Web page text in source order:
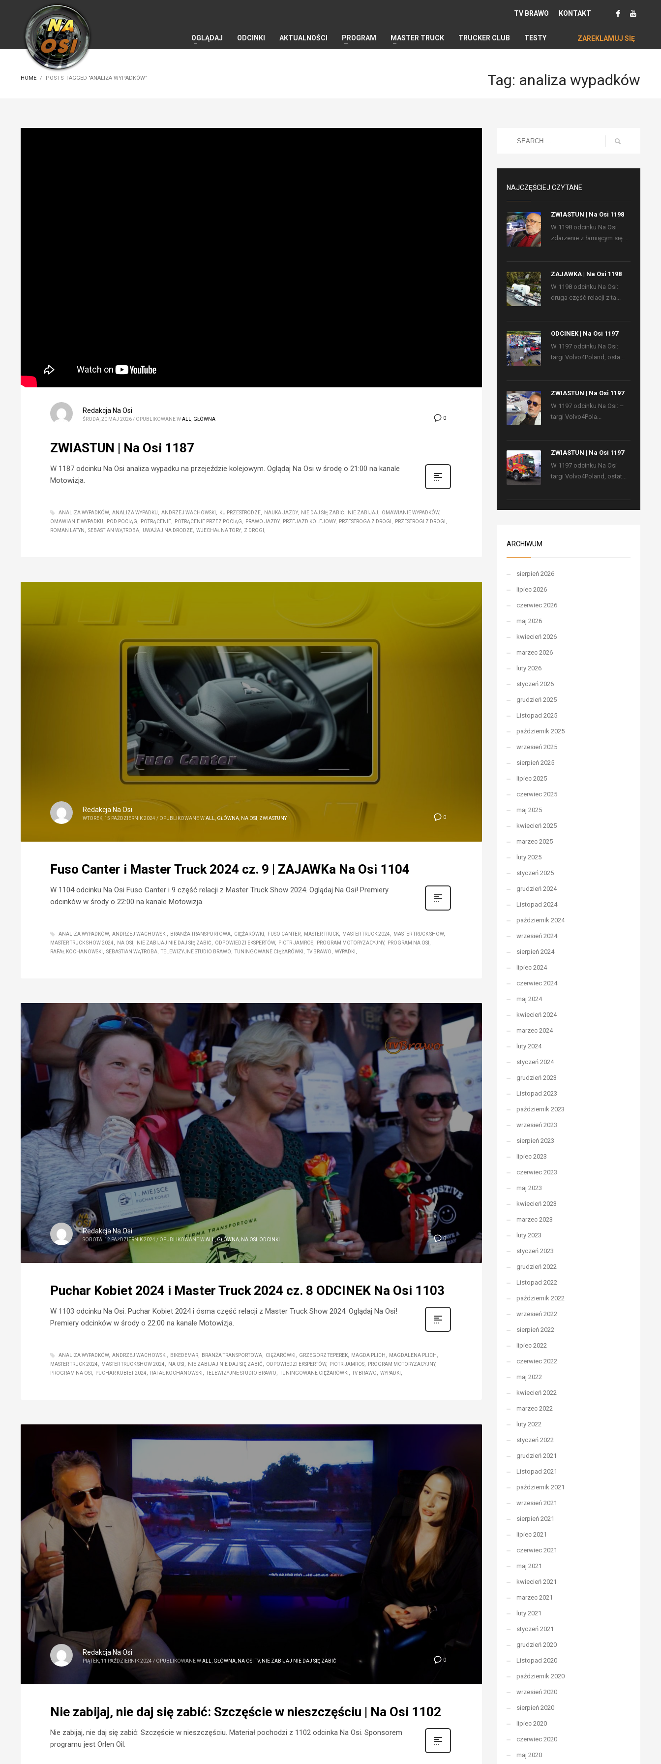
TV BRAWO KONTAKT
OGLĄDAJ ODCINKI AKTUALNOŚCI PROGRAM MASTER TRUCK TRUCKER CLUB TESTY ZAREKLAMUJ SIĘ
HOME POSTS TAGGED "ANALIZA WYPADKÓW" Tag: analiza wypadków
0
Redakcja Na Osi
ŚRODA, 20 MAJ 2026 / OPUBLIKOWANE WALL GŁÓWNA
ZWIASTUN | Na Osi 1187
W 1187 odcinku Na Osi analiza wypadku na przejeździe kolejowym. Oglądaj Na Osi w środę o 21:00 na kanale
Motowizja.
ANALIZA WYPADKÓW ANALIZA WYPADKU ANDRZEJ WACHOWSKI KU PRZESTRODZE NAUKA JAZDY NIE DAJ SIĘ ZABIĆ NIE ZABIJAJ
OMAWIANIE WYPADKÓW
OMAWIANIE WYPADKU
POD POCIĄG POTRĄCENIE POTRĄCENIE PRZEZ POCIĄG PRAWO JAZDY PRZEJAZD KOLEJOWY PRZESTROGA Z DROGI
PRZESTROGI Z DROGI
ROMAN LATYN
SEBASTIAN WĄTROBA UWAŻAJ NA DRODZE WJECHAŁ NA TORY Z DROGI
0
Redakcja Na Osi
WTOREK, 15 PAŹDZIERNIK 2024 / OPUBLIKOWANE WALL GŁÓWNA NA OSI ZWIASTUNY
Fuso Canter i Master Truck 2024 cz. 9 | ZAJAWKa Na Osi 1104
W 1104 odcinku Na Osi Fuso Canter i 9 część relacji z Master Truck Show 2024. Oglądaj Na Osi! Premiery
odcinków w środy o 22:00 na kanale Motowizja.
ANALIZA WYPADKÓW ANDRZEJ WACHOWSKI BRANŻA TRANSPORTOWA CIĘŻARÓWKI FUSO CANTER MASTER TRUCK MASTER TRUCK 2024
MASTER TRUCK SHOW
MASTER TRUCK SHOW 2024
NA OSI NIE ZABIJAJ NIE DAJ SIĘ ZABIĆ ODPOWIEDZI EKSPERTÓW PIOTR JAMROS PROGRAM MOTORYZACYJNY
PROGRAM NA OSI
RAFAŁ KOCHANOWSKI
SEBASTIAN WĄTROBA TELEWIZYJNE STUDIO BRAWO TUNINGOWANE CIĘŻARÓWKI TV BRAWO WYPADKI
0
Redakcja Na Osi
SOBOTA, 12 PAŹDZIERNIK 2024 / OPUBLIKOWANE WALL, GŁÓWNA NA OSI ODCINKI
Puchar Kobiet 2024 i Master Truck 2024 cz. 8 ODCINEK Na Osi 1103
W 1103 odcinku Na Osi: Puchar Kobiet 2024 i ósma część relacji z Master Truck Show 2024. Oglądaj Na Osi!
Premiery odcinków w środy o 22:00 na kanale Motowizja.
ANALIZA WYPADKÓW ANDRZEJ WACHOWSKI BIKEDEMAR BRANŻA TRANSPORTOWA CIĘŻARÓWKI GRZEGORZ TEPEREK MAGDA PLICH
MAGDALENA PLICH
MASTER TRUCK 2024
MASTER TRUCK SHOW 2024 NA OSI NIE ZABIJAJ NIE DAJ SIĘ ZABIĆ ODPOWIEDZI EKSPERTÓW PIOTR JAMROS
PROGRAM MOTORYZACYJNY
PROGRAM NA OSI
PUCHAR KOBIET 2024 RAFAŁ KOCHANOWSKI TELEWIZYJNE STUDIO BRAWO TUNINGOWANE CIĘŻARÓWKI TV BRAWO WYPADKI
0
Redakcja Na Osi
PIĄTEK, 11 PAŹDZIERNIK 2024 / OPUBLIKOWANE WALL GŁÓWNA NA OSI TV, NIE ZABIJAJ NIE DAJ SIĘ ZABIĆ
Nie zabijaj, nie daj się zabić: Szczęście w nieszczęściu | Na Osi 1102
Nie zabijaj, nie daj się zabić: Szczęście w nieszczęściu. Materiał pochodzi z 1102 odcinka Na Osi. Sponsorem
programu jest Orlen Oil.
NAJCZĘŚCIEJ CZYTANE
ZWIASTUN | Na Osi 1198
W 1198 odcinku Na Osi
zdarzenie z łamiącym się ...
ZAJAWKA | Na Osi 1198
W 1198 odcinku Na Osi:
druga część relacji z ta...
ODCINEK | Na Osi 1197
W 1197 odcinku Na Osi:
targi Volvo4Poland, osta...
ZWIASTUN | Na Osi 1197
W 1197 odcinku Na Osi: –
targi Volvo4Pola...
ZWIASTUN | Na Osi 1197
W 1197 odcinku Na Osi
targi Volvo4Poland, ostat...
ARCHIWUM
sierpień 2026
lipiec 2026
czerwiec 2026
maj 2026
kwiecień 2026
marzec 2026
luty 2026
styczeń 2026
grudzień 2025
Listopad 2025
październik 2025
wrzesień 2025
sierpień 2025
lipiec 2025
czerwiec 2025
maj 2025
kwiecień 2025
marzec 2025
luty 2025
styczeń 2025
grudzień 2024
Listopad 2024
październik 2024
wrzesień 2024
sierpień 2024
lipiec 2024
czerwiec 2024
maj 2024
kwiecień 2024
marzec 2024
luty 2024
styczeń 2024
grudzień 2023
Listopad 2023
październik 2023
wrzesień 2023
sierpień 2023
lipiec 2023
czerwiec 2023
maj 2023
kwiecień 2023
marzec 2023
luty 2023
styczeń 2023
grudzień 2022
Listopad 2022
październik 2022
wrzesień 2022
sierpień 2022
lipiec 2022
czerwiec 2022
maj 2022
kwiecień 2022
marzec 2022
luty 2022
styczeń 2022
grudzień 2021
Listopad 2021
październik 2021
wrzesień 2021
sierpień 2021
lipiec 2021
czerwiec 2021
maj 2021
kwiecień 2021
marzec 2021
luty 2021
styczeń 2021
grudzień 2020
Listopad 2020
październik 2020
wrzesień 2020
sierpień 2020
lipiec 2020
czerwiec 2020
maj 2020